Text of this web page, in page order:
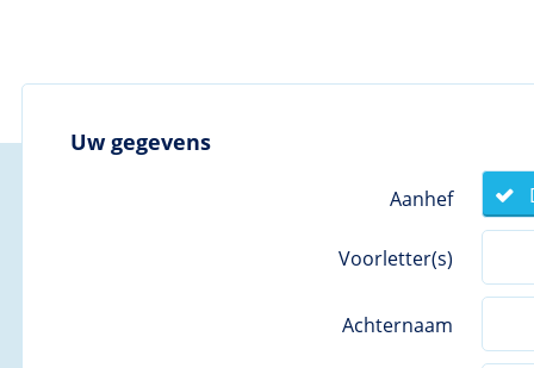
Uw gegevens
Aanhef
Voorletter(s)
Achternaam